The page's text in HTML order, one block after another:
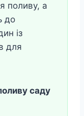
поливу, а
до
із
для
саду